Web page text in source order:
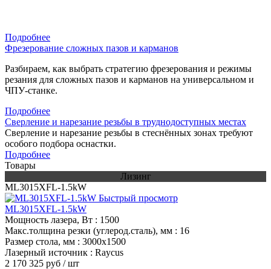
Подробнее
Фрезерование сложных пазов и карманов
Разбираем, как выбрать стратегию фрезерования и режимы
резания для сложных пазов и карманов на универсальном и
ЧПУ-станке.
Подробнее
Сверление и нарезание резьбы в труднодоступных местах
Сверление и нарезание резьбы в стеснённых зонах требуют
особого подбора оснастки.
Подробнее
Товары
Лизинг
ML3015XFL-1.5kW
Быстрый просмотр
ML3015XFL-1.5kW
Мощность лазера, Вт : 1500
Макс.толщина резки (углерод.сталь), мм : 16
Размер стола, мм : 3000х1500
Лазерный источник : Raycus
2 170 325 руб / шт